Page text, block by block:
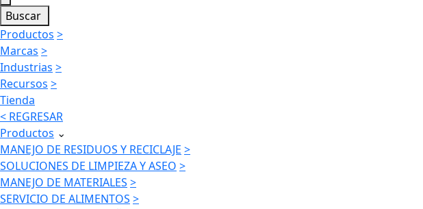
Buscar
Productos >
Marcas >
Industrias >
Recursos >
Tienda
< REGRESAR
Productos ⌄
MANEJO DE RESIDUOS Y RECICLAJE >
SOLUCIONES DE LIMPIEZA Y ASEO >
MANEJO DE MATERIALES >
SERVICIO DE ALIMENTOS >